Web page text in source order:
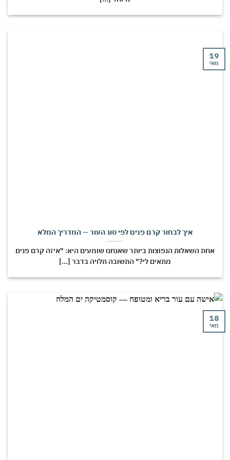
איך לבחור קרם פנים לפי סוג העור — המדריך המלא
אחת השאלות הנפוצות ביותר שאנחנו שומעים היא: "איזה קרם פנים
מתאים לי?" התשובה תלויה בדבר [...]
19
מאי
18
מאי